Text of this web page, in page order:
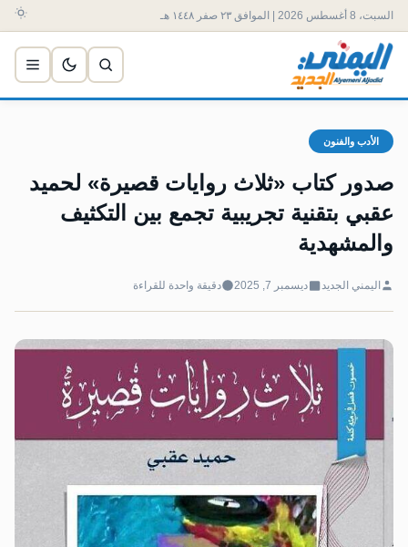
السبت، 8 أغسطس 2026 | الموافق ٢٣ صفر ١٤٤٨ هـ
الأدب والفنون
صدور كتاب «ثلاث روايات قصيرة» لحميد
عقبي بتقنية تجريبية تجمع بين التكثيف
والمشهدية
اليمني الجديد ديسمبر 7, 2025 دقيقة واحدة للقراءة